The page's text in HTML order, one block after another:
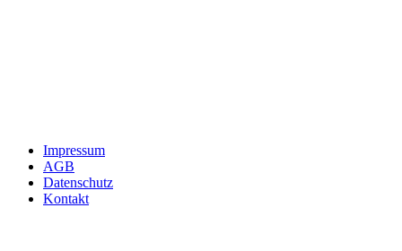
Impressum
AGB
Datenschutz
Kontakt